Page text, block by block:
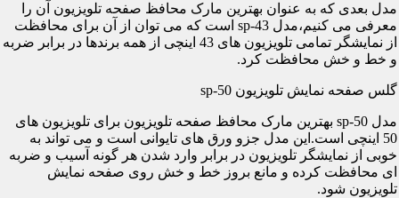
مدل بعدی که به عنوان بهترین مارک محافظ صفحه تلویزیون آن را
معرفی می کنیم،مدل sp-43 است که می توان از آن برای محافظت
از نمایشگر تمامی تلویزیون های 43 اینچی از همه برندها در برابر ضربه
و خط و خش محافظت کرد.
گلس صفحه نمایش تلویزیون sp-50
مدل sp-50 بهترین مارک محافظ صفحه تلویزیون برای تلویزیون های
50 اینچی است.این مدل جزو ورق های تایوانی است و می تواند به
خوبی از نمایشگر تلویزیون در برابر وارد شدن هر گونه آسیب و ضربه
ای محافظت کرده و مانع بروز خط و خش روی صفحه نمایش
تلویزیون شود.